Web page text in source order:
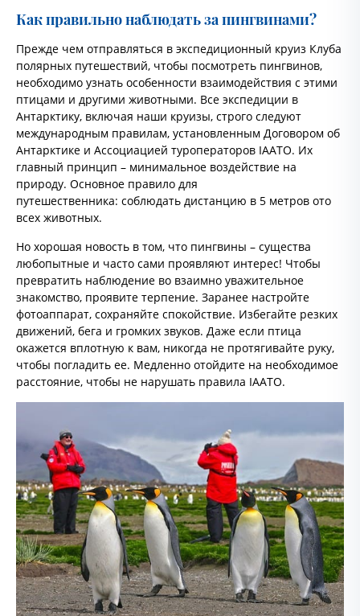
Как правильно наблюдать за пингвинами?
Прежде чем отправляться в экспедиционный круиз Клуба
полярных путешествий, чтобы посмотреть пингвинов,
необходимо узнать особенности взаимодействия с этими
птицами и другими животными. Все экспедиции в
Антарктику, включая наши круизы, строго следуют
международным правилам, установленным Договором об
Антарктике и Ассоциацией туроператоров IAATO. Их
главный принцип – минимальное воздействие на
природу. Основное правило для
путешественника: соблюдать дистанцию в 5 метров ото
всех животных.
Но хорошая новость в том, что пингвины – существа
любопытные и часто сами проявляют интерес! Чтобы
превратить наблюдение во взаимно уважительное
знакомство, проявите терпение. Заранее настройте
фотоаппарат, сохраняйте спокойствие. Избегайте резких
движений, бега и громких звуков. Даже если птица
окажется вплотную к вам, никогда не протягивайте руку,
чтобы погладить ее. Медленно отойдите на необходимое
расстояние, чтобы не нарушать правила IAATO.